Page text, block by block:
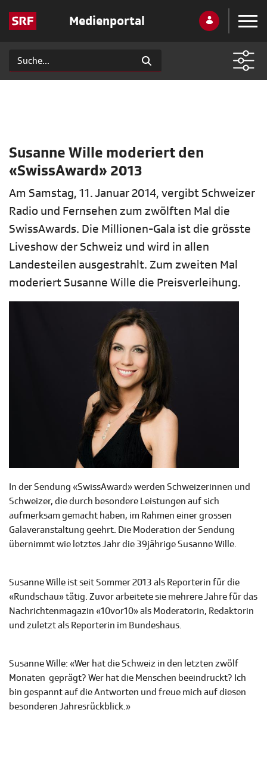
Medienportal
Susanne Wille moderiert den
«SwissAward» 2013
Am Samstag, 11. Januar 2014, vergibt Schweizer
Radio und Fernsehen zum zwölften Mal die
SwissAwards. Die Millionen-Gala ist die grösste
Liveshow der Schweiz und wird in allen
Landesteilen ausgestrahlt. Zum zweiten Mal
moderiert Susanne Wille die Preisverleihung.
In der Sendung «SwissAward» werden Schweizerinnen und
Schweizer, die durch besondere Leistungen auf sich
aufmerksam gemacht haben, im Rahmen einer grossen
Galaveranstaltung geehrt. Die Moderation der Sendung
übernimmt wie letztes Jahr die 39jährige Susanne Wille.
Susanne Wille ist seit Sommer 2013 als Reporterin für die
«Rundschau» tätig. Zuvor arbeitete sie mehrere Jahre für das
Nachrichtenmagazin «10vor10» als Moderatorin, Redaktorin
und zuletzt als Reporterin im Bundeshaus.
Susanne Wille: «Wer hat die Schweiz in den letzten zwölf
Monaten geprägt? Wer hat die Menschen beeindruckt? Ich
bin gespannt auf die Antworten und freue mich auf diesen
besonderen Jahresrückblick.»